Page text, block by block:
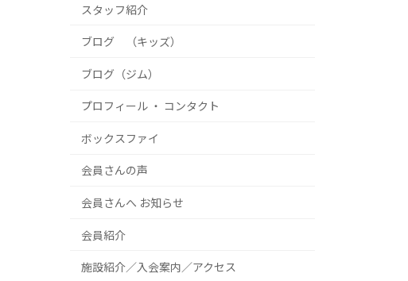
スタッフ紹介
ブログ （キッズ）
ブログ（ジム）
プロフィール ・ コンタクト
ボックスファイ
会員さんの声
会員さんへ お知らせ
会員紹介
施設紹介／入会案内／アクセス